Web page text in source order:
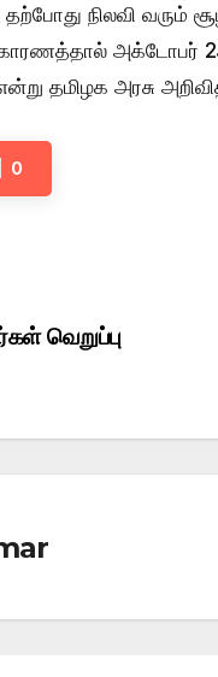
நிலவி வரும்
காரணத்தால்
தமிழக அரசு
0
வெறுப்பு